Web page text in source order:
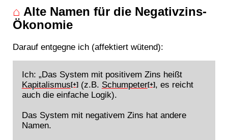
⌂ Alte Namen für die Negativzins-
Ökonomie
Darauf entgegne ich (affektiert wütend):
Ich: „Das System mit positivem Zins heißt
Kapitalismus [+](z.B. Schumpeter[+], es reicht
auch die einfache Logik).
Das System mit negativem Zins hat andere
Namen.